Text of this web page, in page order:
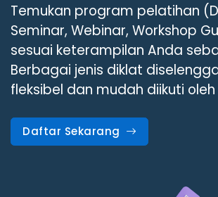
Temukan program pelatihan
Seminar, Webinar, Workshop
sesuai keterampilan Anda
Berbagai jenis diklat
fleksibel dan mudah diikuti oleh
Daftar Sekarang